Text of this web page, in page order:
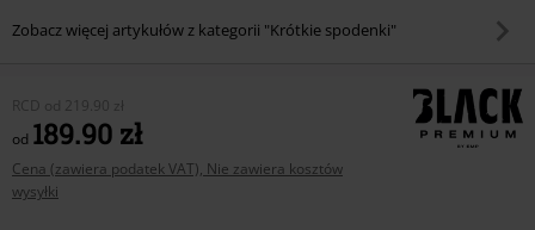
Zobacz więcej artykułów z kategorii "Krótkie spodenki"
RCD od 219.90 zł
od 189.90 zł
Cena (zawiera podatek VAT), Nie zawiera kosztów
wysyłki